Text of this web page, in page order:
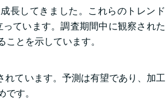
長してきました。これらのトレンド
ています。調査期間中に観察された
とを示しています。
れています。予測は有望であり、加工
す。